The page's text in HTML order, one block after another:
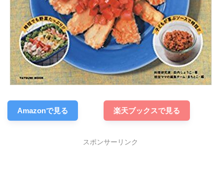
Amazonで見る 楽天ブックスで見る
スポンサーリンク